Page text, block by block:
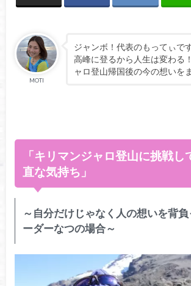
MOTI
ジャンボ！代表のもってぃで
高峰に登るから人生は変わる
ャロ登山帰国後の今の想いを
「キリマンジャロ登山に挑戦し
直な気持ち」
～自分だけじゃなく人の想いを背
ーダーなつの場合～